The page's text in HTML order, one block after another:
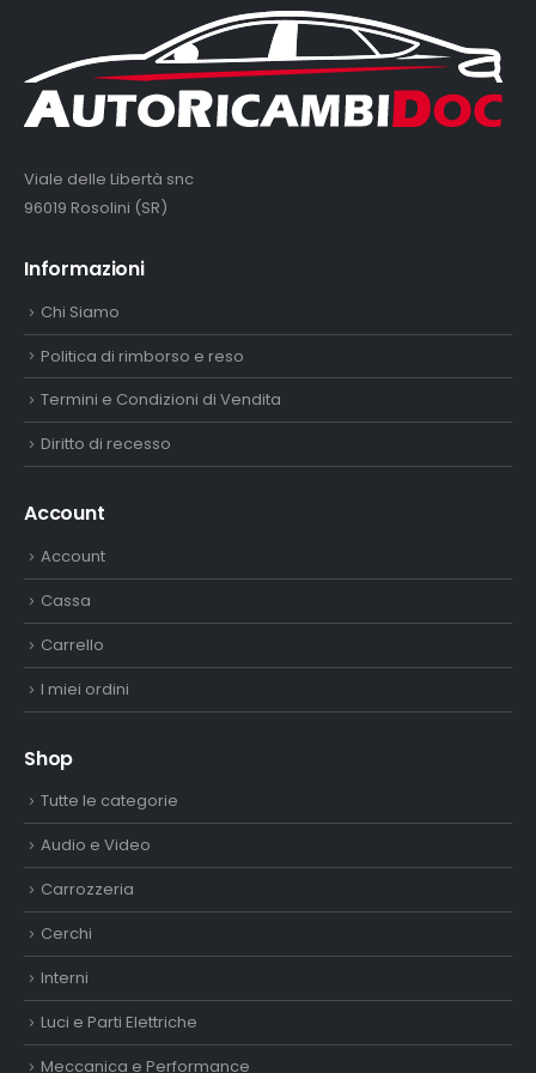
Viale delle Libertà snc
96019 Rosolini (SR)
Informazioni
Chi Siamo
Politica di rimborso e reso
Termini e Condizioni di Vendita
Diritto di recesso
Account
Account
Cassa
Carrello
I miei ordini
Shop
Tutte le categorie
Audio e Video
Carrozzeria
Cerchi
Interni
Luci e Parti Elettriche
Meccanica e Performance